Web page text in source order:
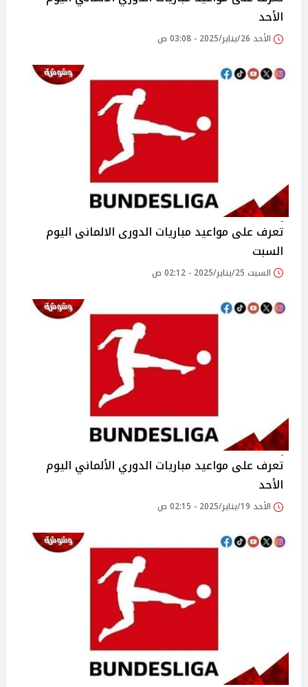
الأحد
الأحد 26/يناير/2025 - 03:08 ص
تعرف على مواعيد مباريات الدورى الالمانى اليوم
السبت
السبت 25/يناير/2025 - 02:12 ص
تعرف على مواعيد مباريات الدوري الألماني اليوم
الأحد
الأحد 19/يناير/2025 - 02:15 ص